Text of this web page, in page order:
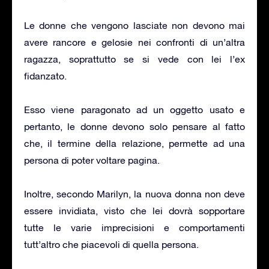
Le donne che vengono lasciate non devono mai
avere rancore e gelosie nei confronti di un’altra
ragazza, soprattutto se si vede con lei l’ex
fidanzato.
Esso viene paragonato ad un oggetto usato e
pertanto, le donne devono solo pensare al fatto
che, il termine della relazione, permette ad una
persona di poter voltare pagina.
Inoltre, secondo Marilyn, la nuova donna non deve
essere invidiata, visto che lei dovrà sopportare
tutte le varie imprecisioni e comportamenti
tutt’altro che piacevoli di quella persona.